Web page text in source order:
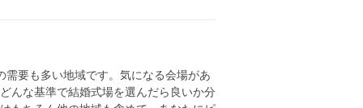
要も多い地域です。気になる会場があ
んな基準で結婚式場を選んだら良いか分